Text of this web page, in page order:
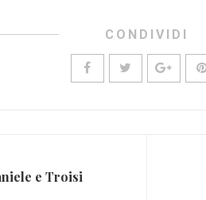
CONDIVIDI
e Troisi